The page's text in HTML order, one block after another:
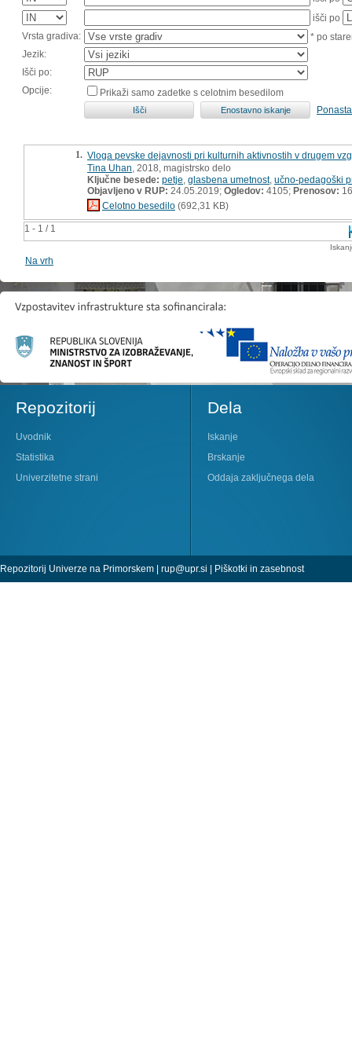
išči po
Vrsta gradiva:
* po
Jezik:
Išči po:
Opcije:
Prikaži samo zadetke s celotnim besedilom
1 - 1 / 1
1. Vloga pevske dejavnosti pri kulturnih aktivnostih v drugem
Tina Uhan , 2018, magistrsko delo
Ključne besede: petje glasbena umetnost, učno-pedagoški
Objavljeno v RUP: 24.05.2019; Ogledov: 4105; Prenosov:
Celotno besedilo (692,31 KB)
Na vrh
Repozitorij
Uvodnik
Statistika
Univerzitetne strani
Dela
Iskanje
Brskanje
Oddaja zaključnega dela
Repozitorij Univerze na Primorskem | rup@upr.si | Piškotki in zasebnost